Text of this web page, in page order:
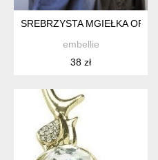
SREBRZYSTA MGIEŁKA ORSAY
embellie
38 zł